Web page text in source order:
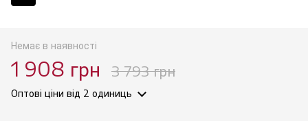
Немає в наявності
1 908 грн 3 793 грн
Оптові ціни від 2 одиниць